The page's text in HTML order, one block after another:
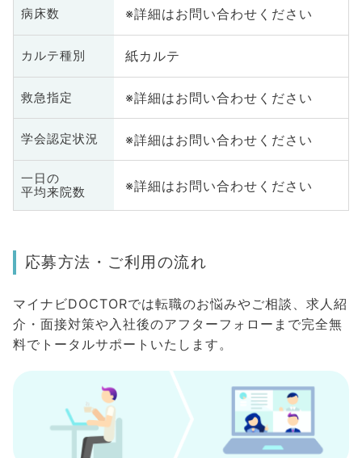
病床数 ※詳細はお問い合わせください
カルテ種別 紙カルテ
救急指定 ※詳細はお問い合わせください
学会認定状況 ※詳細はお問い合わせください
一日の
平均来院数
※詳細はお問い合わせください
応募方法・ご利用の流れ
マイナビDOCTORでは転職のお悩みやご相談、求人紹
介・面接対策や入社後のアフターフォローまで完全無
料でトータルサポートいたします。